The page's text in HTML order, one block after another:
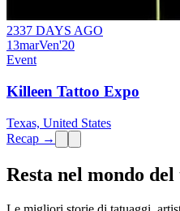
2337 DAYS AGO
13marVen'20
Event
Killeen Tattoo Expo
Texas, United States
Recap →
Resta nel mondo